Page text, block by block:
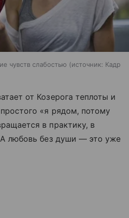
чувств слабостью источник: Кадр
от Козерога теплоты и
«я рядом, потому
в практику, в
А любовь без души — это уже